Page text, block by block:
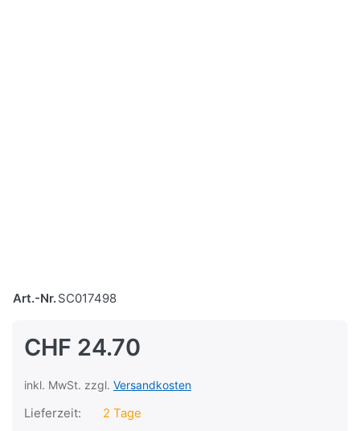
Art.-Nr.SC017498
CHF 24.70
inkl. MwSt. zzgl. Versandkosten
Lieferzeit:
2 Tage